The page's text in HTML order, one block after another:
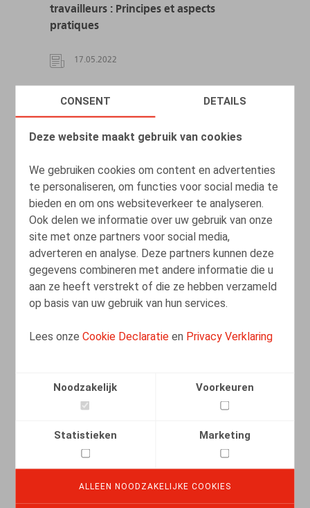
CONSENT DETAILS
Deze website maakt gebruik van cookies
We gebruiken cookies om content en advertenties
te personaliseren, om functies voor social media te
bieden en om ons websiteverkeer te analyseren.
Ook delen we informatie over uw gebruik van onze
site met onze partners voor social media,
adverteren en analyse. Deze partners kunnen deze
gegevens combineren met andere informatie die u
aan ze heeft verstrekt of die ze hebben verzameld
op basis van uw gebruik van hun services.
Lees onzeCookie Declaratie en Privacy Verklaring
Noodzakelijk Voorkeuren
Statistieken Marketing
ALLEEN NOODZAKELIJKE COOKIES
travailleurs : Principes et aspects
pratiques
17.05.2022
LEES MEER
04.05.2022